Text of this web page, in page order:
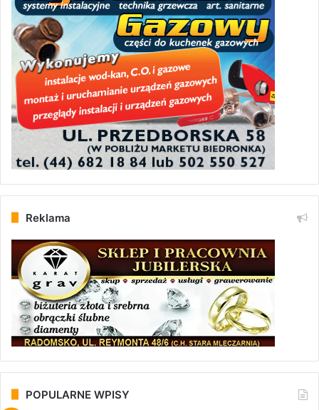
Reklama
POPULARNE WPISY